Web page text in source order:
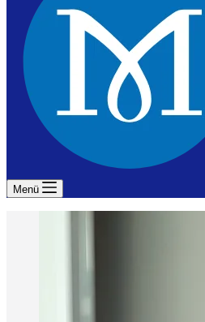
Menü